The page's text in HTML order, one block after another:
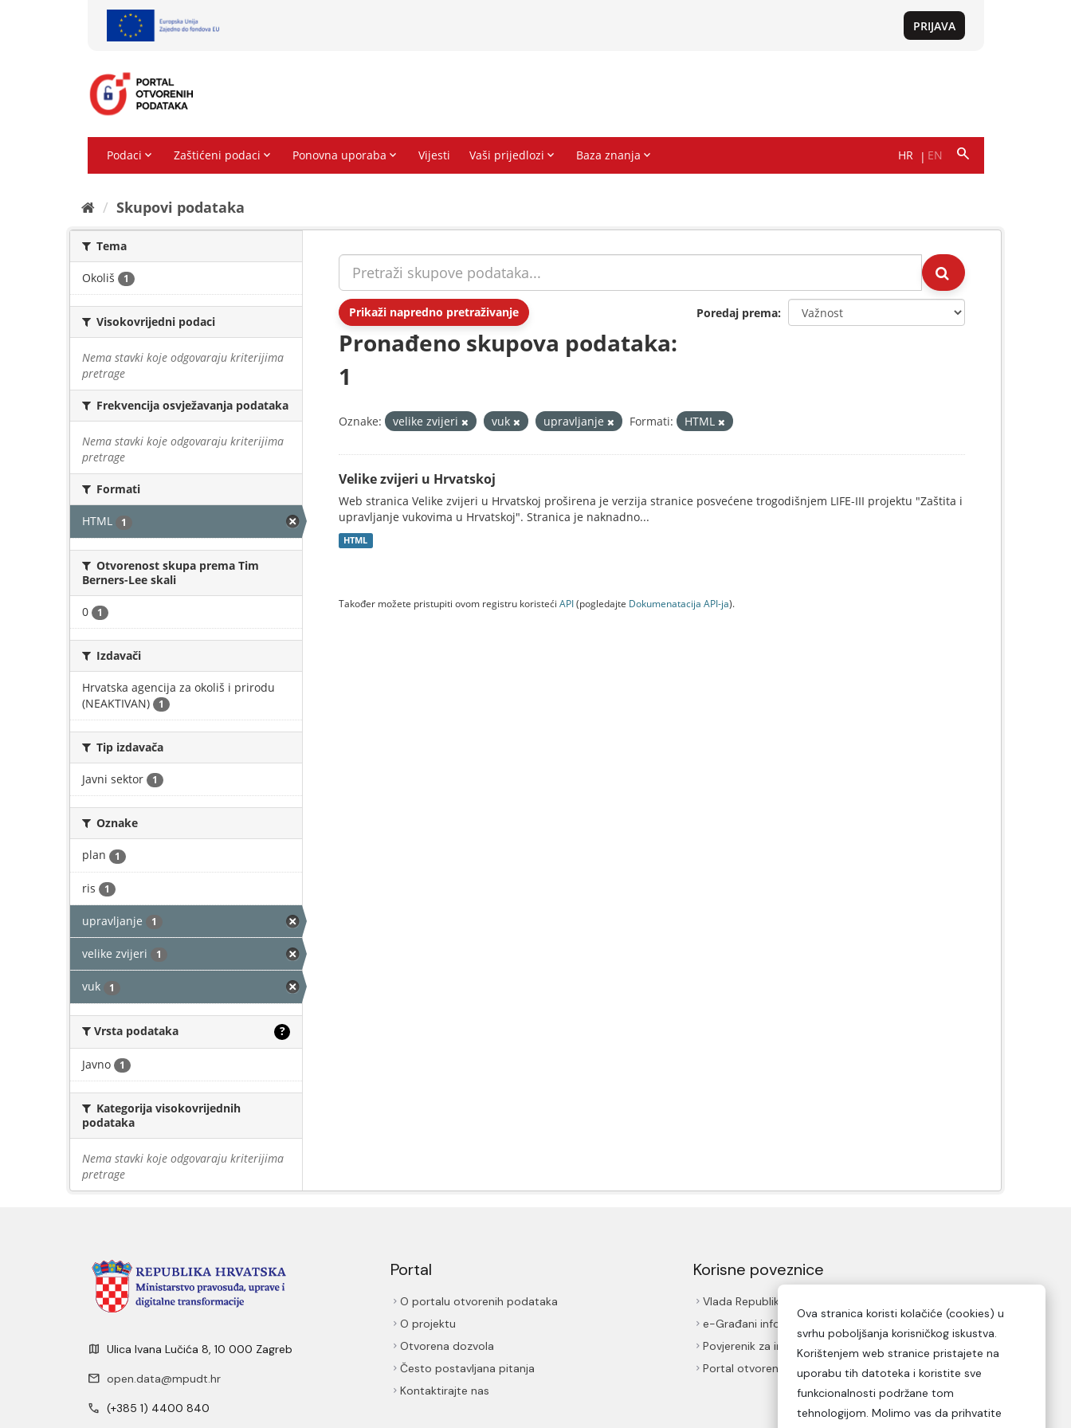
Skupovi podаtаkа
Tema
Okoliš 1
Visokovrijedni podaci
Nema stavki koje odgovaraju kriterijima
pretrage
Frekvencija osvježavanja podataka
Nema stavki koje odgovaraju kriterijima
pretrage
Formati
HTML 1
Otvorenost skupa prema Tim
Berners-Lee skali
0 1
Izdavači
Hrvatska agencija za okoliš i prirodu
(NEAKTIVAN)
1
Tip izdavača
Javni sektor 1
Oznake
plan 1
ris 1
upravljanje 1
velike zvijeri 1
vuk 1
Vrsta podataka ?
Javno 1
Kategorija visokovrijednih
podataka
Nema stavki koje odgovaraju kriterijima
pretrage
Prikaži napredno pretraživanje Poredaj prema
Pronađeno skupova podataka:
1
Oznake: velike zvijeri vuk upravljanje Formati: HTML
Velike zvijeri u Hrvatskoj
Web stranica Velike zvijeri u Hrvatskoj proširena je verzija stranice posvećene trogodišnjem LIFE-III projektu "Zaštita i
upravljanje vukovima u Hrvatskoj". Stranica je naknadno...
HTML
Također možete pristupiti ovom registru koristeći API(pogledajte Dokumenаtаcijа API-jа).